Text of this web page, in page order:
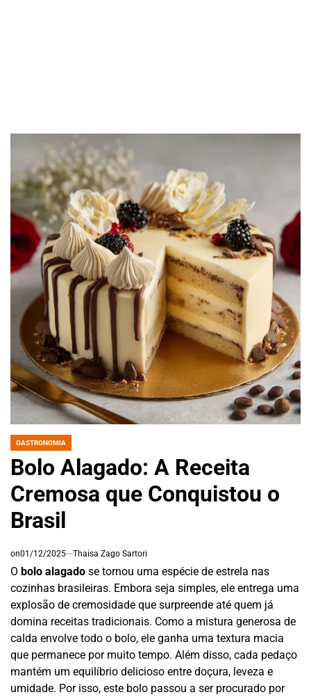
POSTED
GASTRONOMIA
Bolo Alagado: A Receita
Cremosa que Conquistou o
Brasil
on01/12/2025 Thaisa Zago Sartori
O bolo alagado se tornou uma espécie de estrela nas
cozinhas brasileiras. Embora seja simples, ele entrega uma
explosão de cremosidade que surpreende até quem já
domina receitas tradicionais. Como a mistura generosa de
calda envolve todo o bolo, ele ganha uma textura macia
que permanece por muito tempo. Além disso, cada pedaço
mantém um equilíbrio delicioso entre doçura, leveza e
umidade. Por isso, este bolo passou a ser procurado por